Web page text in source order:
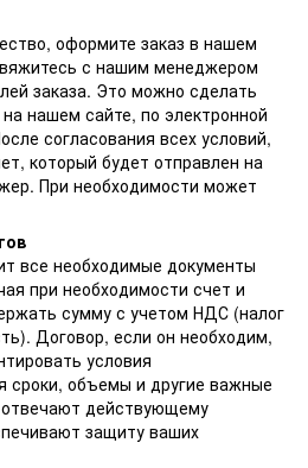
оформите заказ в нашем
с нашим менеджером
заказа. Это можно сделать
нашем сайте, по электронной
согласования всех условий,
который будет отправлен на
При необходимости может
все необходимые документы
при необходимости счет и
сумму с учетом НДС (налог
Договор, если он необходим,
условия
сроки, объемы и другие важные
действующему
защиту ваших